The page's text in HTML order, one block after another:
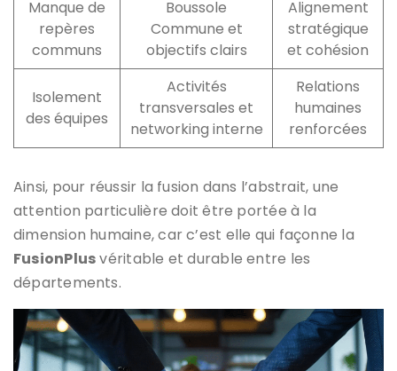
Manque de
repères
communs
Boussole
Commune et
objectifs clairs
Alignement
stratégique
et cohésion
Isolement
des équipes
Activités
transversales et
networking interne
Relations
humaines
renforcées
Ainsi, pour réussir la fusion dans l’abstrait, une
attention particulière doit être portée à la
dimension humaine, car c’est elle qui façonne la
FusionPlusvéritable et durable entre les
départements.